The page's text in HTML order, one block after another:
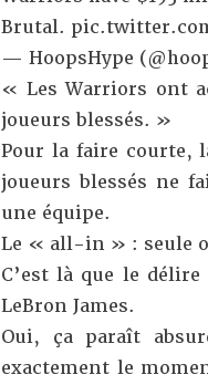
Brutal.
— HoopsHype
« Les Warriors ont
joueurs blessés. »
Pour la faire courte,
joueurs blessés ne
une équipe.
Le « all-in » : seule
C’est là que le
LeBron James.
Oui, ça paraît
exactement le